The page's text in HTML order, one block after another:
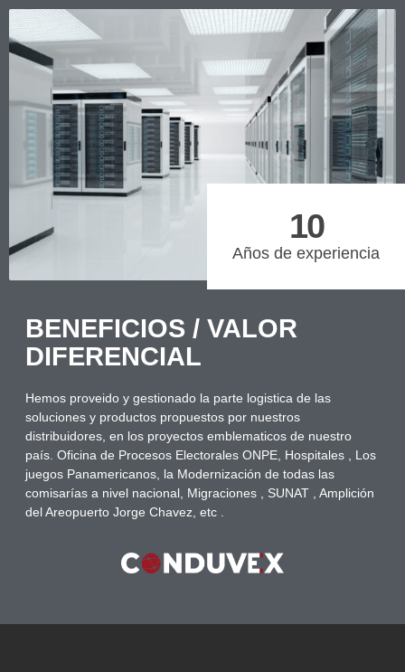
Años de experiencia
10
BENEFICIOS / VALOR
DIFERENCIAL
Hemos proveido y gestionado la parte logistica de las
soluciones y productos propuestos por nuestros
distribuidores, en los proyectos emblematicos de nuestro
país. Oficina de Procesos Electorales ONPE, Hospitales , Los
juegos Panamericanos, la Modernización de todas las
comisarías a nivel nacional, Migraciones , SUNAT , Amplición
del Areopuerto Jorge Chavez, etc .